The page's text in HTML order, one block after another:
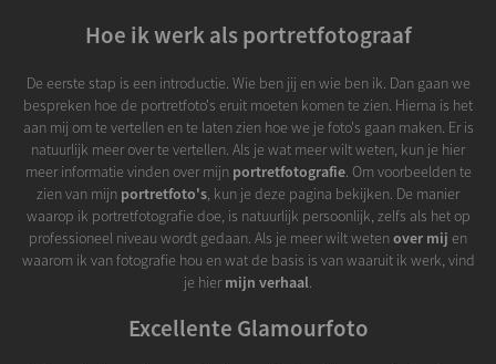
Hoe ik werk als portretfotograaf
De eerste stap is een introductie. Wie ben jij en wie ben ik. Dan gaan we
bespreken hoe de portretfoto's eruit moeten komen te zien. Hierna is het
aan mij om te vertellen en te laten zien hoe we je foto's gaan maken. Er is
natuurlijk meer over te vertellen. Als je wat meer wilt weten, kun je hier
meer informatie vinden over mijn portretfotografie. Om voorbeelden te
zien van mijn portretfoto's, kun je deze pagina bekijken. De manier
waarop ik portretfotografie doe, is natuurlijk persoonlijk, zelfs als het op
professioneel niveau wordt gedaan. Als je meer wilt wetenover mij en
waarom ik van fotografie hou en wat de basis is van waaruit ik werk, vind
je hiermijn verhaal.
Excellente Glamourfoto